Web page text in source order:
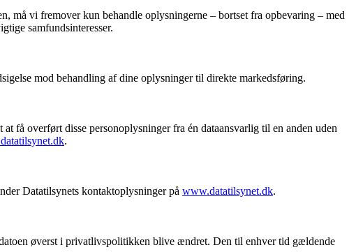
må vi fremover kun behandle oplysningerne – bortset fra opbevaring – med
samfundsinteresser.
mod behandling af dine oplysninger til direkte markedsføring.
få overført disse personoplysninger fra én dataansvarlig til en anden uden
.
Datatilsynets kontaktoplysninger på www.datatilsynet.dk.
øverst i privatlivspolitikken blive ændret. Den til enhver tid gældende